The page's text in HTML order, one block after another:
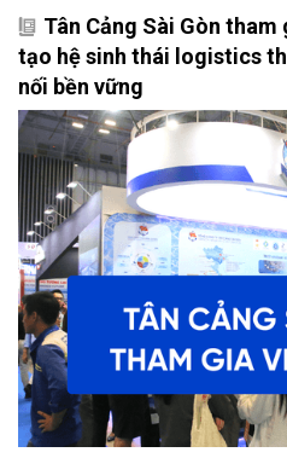
Tân Cảng Sài Gòn tham
tạo hệ sinh thái logistics
nối bền vững